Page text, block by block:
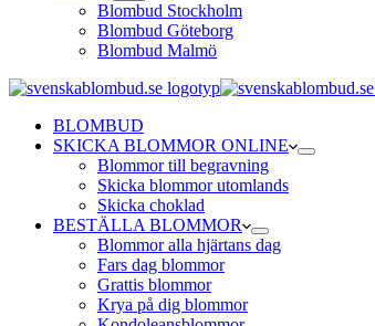
Blombud Stockholm
Blombud Göteborg
Blombud Malmö
BLOMBUD
SKICKA BLOMMOR ONLINE
Blommor till begravning
Skicka blommor utomlands
Skicka choklad
BESTÄLLA BLOMMOR
Blommor alla hjärtans dag
Fars dag blommor
Grattis blommor
Krya på dig blommor